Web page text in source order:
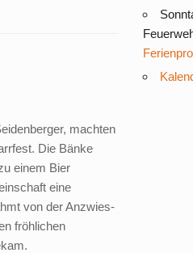
machten
Die Bänke
einem Bier
eine
von der Anzwies-
fröhlichen